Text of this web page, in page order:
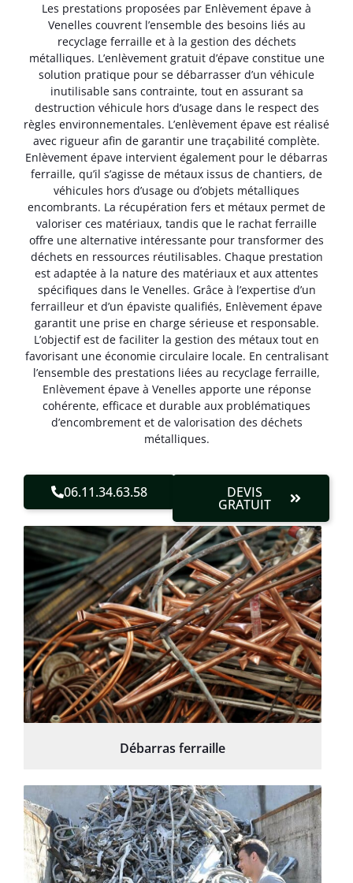
Les prestations proposées par Enlèvement épave à
Venelles couvrent l’ensemble des besoins liés au
recyclage ferraille et à la gestion des déchets
métalliques. L’enlèvement gratuit d’épave constitue une
solution pratique pour se débarrasser d’un véhicule
inutilisable sans contrainte, tout en assurant sa
destruction véhicule hors d’usage dans le respect des
règles environnementales. L’enlèvement épave est réalisé
avec rigueur afin de garantir une traçabilité complète.
Enlèvement épave intervient également pour le débarras
ferraille, qu’il s’agisse de métaux issus de chantiers, de
véhicules hors d’usage ou d’objets métalliques
encombrants. La récupération fers et métaux permet de
valoriser ces matériaux, tandis que le rachat ferraille
offre une alternative intéressante pour transformer des
déchets en ressources réutilisables. Chaque prestation
est adaptée à la nature des matériaux et aux attentes
spécifiques dans le Venelles. Grâce à l’expertise d’un
ferrailleur et d’un épaviste qualifiés, Enlèvement épave
garantit une prise en charge sérieuse et responsable.
L’objectif est de faciliter la gestion des métaux tout en
favorisant une économie circulaire locale. En centralisant
l’ensemble des prestations liées au recyclage ferraille,
Enlèvement épave à Venelles apporte une réponse
cohérente, efficace et durable aux problématiques
d’encombrement et de valorisation des déchets
métalliques.
06.11.34.63.58 DEVIS
GRATUIT
Débarras ferraille